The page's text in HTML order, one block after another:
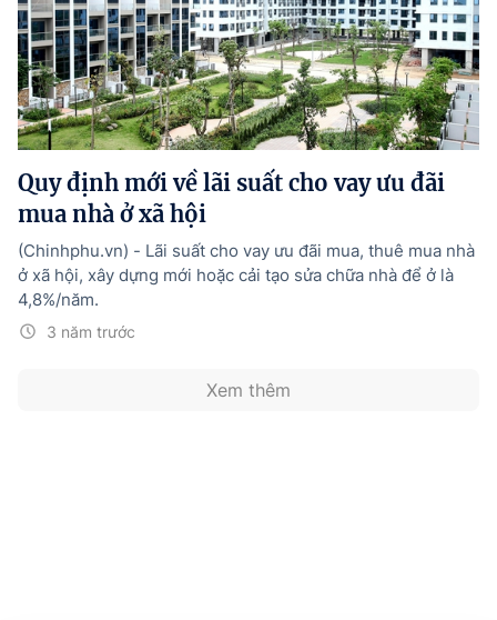
Doanh nghiệp hiến kế
Chính sách và cuộc sống
Hướng dẫn thực hiện chính sách
Phát triển kinh tế tư nhân và doanh nghiệp dân tộc
Ocop và chuỗi giá trị Nông sản
Kinh tế tư nhân
Quy định mới về lãi suất cho vay ưu đãi
mua nhà ở xã hội
3 năm trước
(Chinhphu.vn) - Lãi suất cho vay ưu đãi mua, thuê mua nhà
ở xã hội, xây dựng mới hoặc cải tạo sửa chữa nhà để ở là
4,8%/năm.
Xem thêm